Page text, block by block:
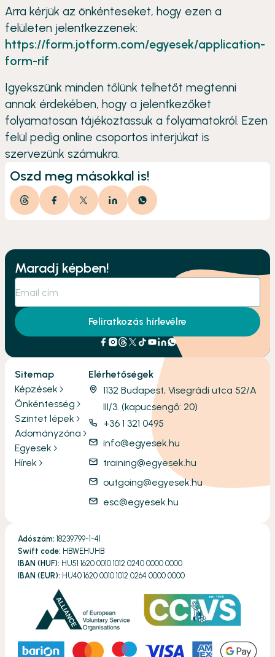
Arra kérjük az önkénteseket, hogy ezen a
felületen jelentkezzenek:
https://form.jotform.com/egyesek/application-
form-rif
Igyekszünk minden tőlünk telhetőt megtenni
annak érdekében, hogy a jelentkezőket
folyamatosan tájékoztassuk a folyamatokról. Ezen
felül pedig online csoportos interjúkat is
szervezünk számukra.
Oszd meg másokkal is!
Maradj képben!
Feliratkozás hírlevélre
Sitemap
Képzések
Önkéntesség
Szintet lépek
Adományzóna
Egyesek
Hírek
Elérhetőségek
1132 Budapest, Visegrádi utca 52/A
III/3. (kapucsengő: 20)
+36 1 321 0495
info@egyesek.hu
training@egyesek.hu
outgoing@egyesek.hu
esc@egyesek.hu
Adószám: 18239799-1-41
Swift code: HBWEHUHB
IBAN (HUF): HU51 1620 0010 1012 0240 0000 0000
IBAN (EUR): HU40 1620 0010 1012 0264 0000 0000